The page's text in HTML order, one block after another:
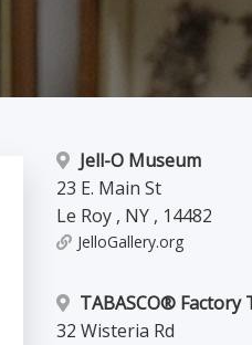
Jell-O Museum
23 E. Main St
Le Roy , NY , 14482
JelloGallery.org
TABASCO® Factory
32 Wisteria Rd